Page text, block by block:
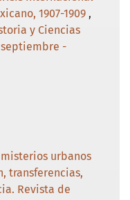
Cabrera y
ejecutivos
los
José Yves
México. México:
y las Artes.
1907-1909 ,
y Ciencias
septiembre -
misterios urbanos
transferencias,
Revista de